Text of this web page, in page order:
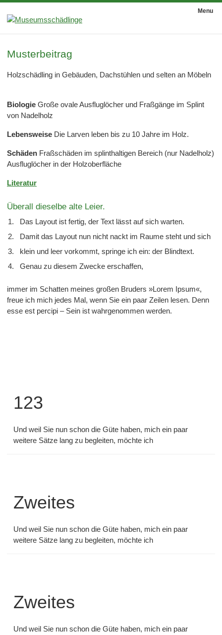
Menu
Musterbeitrag
Holzschädling in Gebäuden, Dachstühlen und selten an Möbeln
Biologie Große ovale Ausfluglöcher und Fraßgänge im Splint
von Nadelholz
Lebensweise Die Larven leben bis zu 10 Jahre im Holz.
Schäden Fraßschäden im splinthaltigen Bereich (nur Nadelholz)
Ausfluglöcher in der Holzoberfläche
Literatur
Überall dieselbe alte Leier.
Das Layout ist fertig, der Text lässt auf sich warten.
Damit das Layout nun nicht nackt im Raume steht und sich
klein und leer vorkommt, springe ich ein: der Blindtext.
Genau zu diesem Zwecke erschaffen,
immer im Schatten meines großen Bruders »Lorem Ipsum«,
freue ich mich jedes Mal, wenn Sie ein paar Zeilen lesen. Denn
esse est percipi – Sein ist wahrgenommen werden.
123
Und weil Sie nun schon die Güte haben, mich ein paar
weitere Sätze lang zu begleiten, möchte ich
Zweites
Und weil Sie nun schon die Güte haben, mich ein paar
weitere Sätze lang zu begleiten, möchte ich
Zweites
Und weil Sie nun schon die Güte haben, mich ein paar